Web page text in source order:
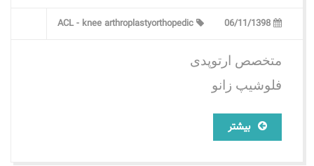
ACL - knee arthroplastyorthopedic
متخصص ارتوپدی
فلوشیپ زانو
بیشتر